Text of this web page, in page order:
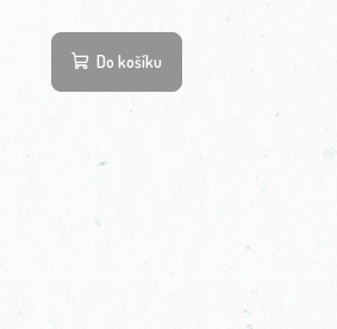
Do košíku